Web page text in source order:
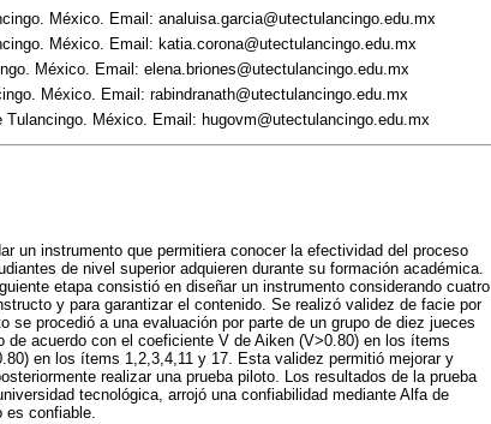
México. Email: analuisa.garcia@utectulancingo.edu.mx
México. Email: katia.corona@utectulancingo.edu.mx
México. Email: elena.briones@utectulancingo.edu.mx
México. Email: rabindranath@utectulancingo.edu.mx
México. Email: hugovm@utectulancingo.edu.mx
un instrumento que permitiera conocer la efectividad del proceso
de nivel superior adquieren durante su formación académica.
etapa consistió en diseñar un instrumento considerando cuatro
y para garantizar el contenido. Se realizó validez de facie por
procedió a una evaluación por parte de un grupo de diez jueces
acuerdo con el coeficiente V de Aiken (V>0.80) en los ítems
en los ítems 1,2,3,4,11 y 17. Esta validez permitió mejorar y
realizar una prueba piloto. Los resultados de la prueba
tecnológica, arrojó una confiabilidad mediante Alfa de
es confiable.